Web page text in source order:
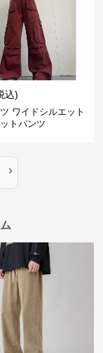
込)
ワイドシルエット
トパンツ
›